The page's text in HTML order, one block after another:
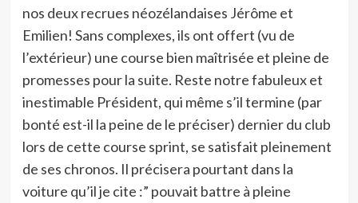
nos deux recrues néozélandaises Jérôme et
Emilien! Sans complexes, ils ont offert (vu de
l’extérieur) une course bien maîtrisée et pleine de
promesses pour la suite. Reste notre fabuleux et
inestimable Président, qui même s’il termine (par
bonté est-il la peine de le préciser) dernier du club
lors de cette course sprint, se satisfait pleinement
de ses chronos. Il précisera pourtant dans la
voiture qu’il je cite :” pouvait battre à pleine